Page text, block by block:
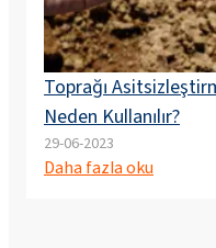
Toprağı
Neden Kullanılır?
29-06-2023
Daha fazla oku